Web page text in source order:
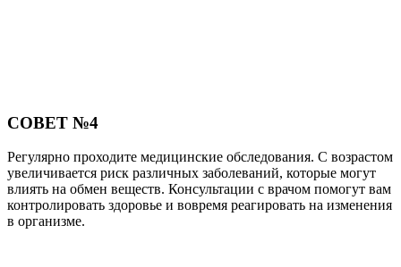
СОВЕТ №4
Регулярно проходите медицинские обследования. С возрастом
увеличивается риск различных заболеваний, которые могут
влиять на обмен веществ. Консультации с врачом помогут вам
контролировать здоровье и вовремя реагировать на изменения
в организме.